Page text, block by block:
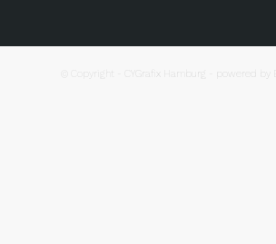
© Copyright - CYGrafix Hamburg powered by